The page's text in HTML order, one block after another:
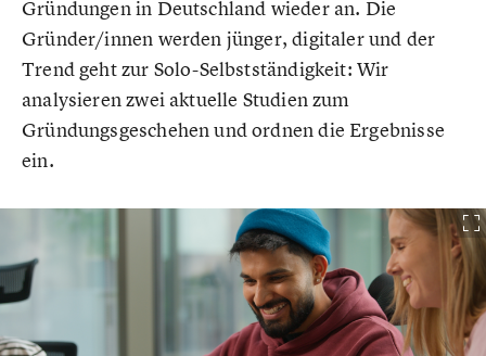
Gründungen in Deutschland wieder an. Die
Gründer/innen werden jünger, digitaler und der
Trend geht zur Solo-Selbstständigkeit: Wir
analysieren zwei aktuelle Studien zum
Gründungsgeschehen und ordnen die Ergebnisse
ein.